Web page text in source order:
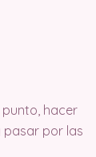
punto, hacer
por las